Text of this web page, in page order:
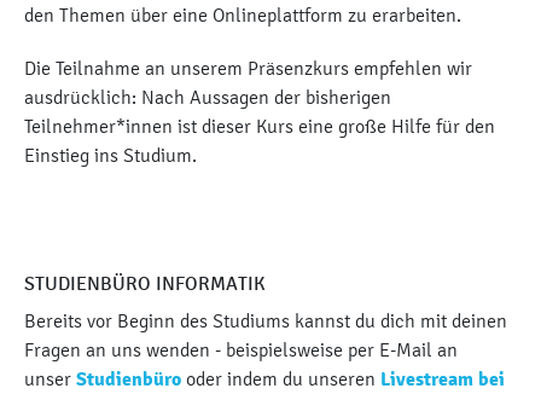
den Themen über eine Onlineplattform zu erarbeiten.
Die Teilnahme an unserem Präsenzkurs empfehlen wir
ausdrücklich: Nach Aussagen der bisherigen
Teilnehmer*innen ist dieser Kurs eine große Hilfe für den
Einstieg ins Studium.
STUDIENBÜRO INFORMATIK
Bereits vor Beginn des Studiums kannst du dich mit deinen
Fragen an uns wenden - beispielsweise per E-Mail an
unser Studienbüro oder indem du unseren Livestream bei